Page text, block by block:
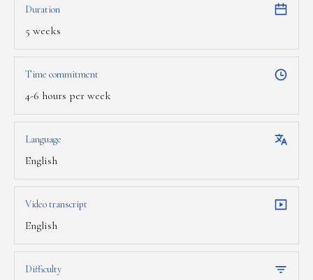
Duration
5 weeks
Time commitment
4-6 hours per week
Language
English
Video transcript
English
Difficulty